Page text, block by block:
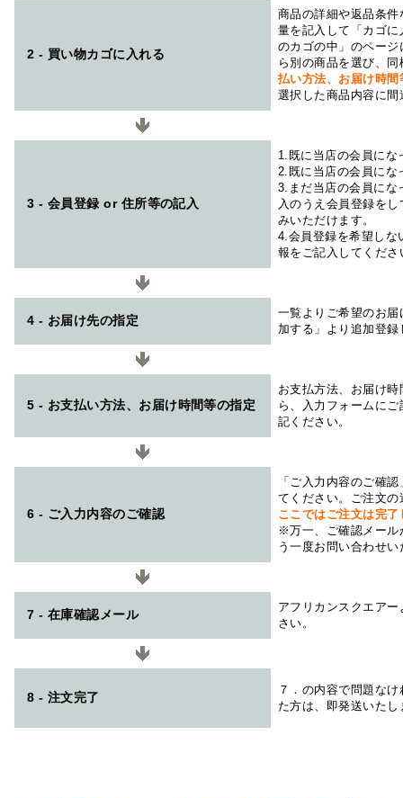
2 - 買い物カゴに入れる
商品の詳細や返品条
量を記入して「カゴ
のカゴの中」のペー
ら別の商品を選び、
払い方法、お届け時
選択した商品内容に
3 - 会員登録 or 住所等の記入
1.既に当店の会員にな
2.既に当店の会員にな
3.まだ当店の会員にな
入のうえ会員登録を
みいただけます。
4.会員登録を希望しな
報をご記入してくださ
4 - お届け先の指定
一覧よりご希望のお
加する」より追加登
5 - お支払い方法、お届け時間等の指定
お支払方法、お届け
ら、入力フォームに
記ください。
6 - ご入力内容のご確認
「ご入力内容のご確
てください。ご注文
ここではご注文は完
※万一、ご確認メール
う一度お問い合わせ
7 - 在庫確認メール
アフリカンスクエアー
さい。
8 - 注文完了
７．の内容で問題な
た方は、即発送いたし